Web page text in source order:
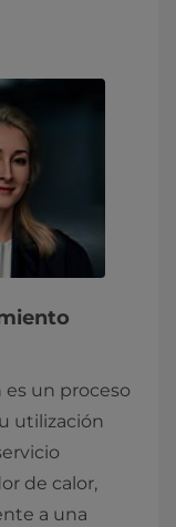
un proceso
utilización
de calor,
a una